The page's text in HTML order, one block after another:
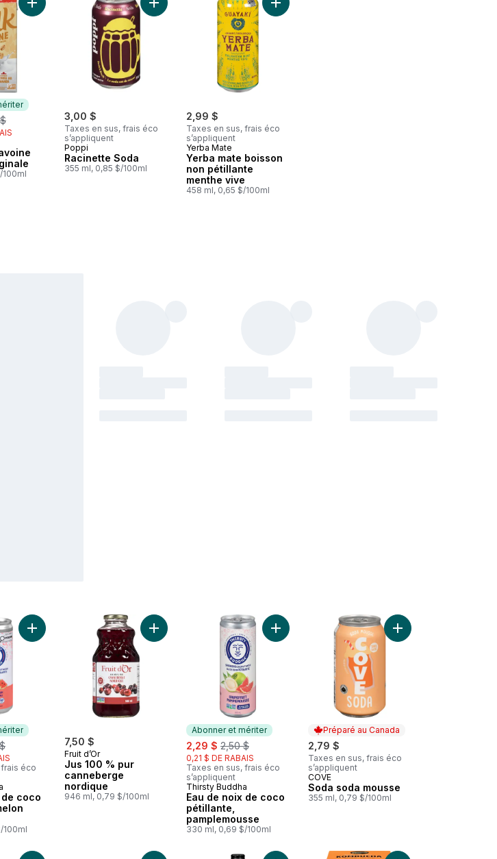
pêche au panier
Ajouter Boisson à l'avoine enrichie originale au panier
3,00 $
Taxes en sus, frais éco
s’appliquent
Poppi
Racinette Soda
355 ml, 0,85 $/100ml
Ajouter Racinette Soda au panier
2,99 $
Taxes en sus, frais éco
s’appliquent
Yerba Mate
Yerba mate boisson
non pétillante
menthe vive
458 ml, 0,65 $/100ml
Ajouter Yerba mate boisson non pétillante
biologique au panier
éco
de coco
100ml
Ajouter Eau de noix de coco pétillante, melon d’eau au panier
7,50 $
Fruit d’Or
Jus 100 % pur
canneberge
nordique
946 ml, 0,79 $/100ml
Ajouter Jus 100 % pur canneberge nordique au panier
Abonner et mériter
sale:
2,29 $ , formerly:
2,50 $
0,21 $ DE RABAIS
Taxes en sus, frais éco
s’appliquent
Abonner et mériter
Thirsty Buddha
Eau de noix de coco
pétillante,
pamplemousse
330 ml, 0,69 $/100ml
Ajouter Eau de noix de coco pétillante,
Préparé au Canada
2,79 $
Taxes en sus, frais éco
s’appliquent
Préparé au Canada
COVE
Soda soda mousse
355 ml, 0,79 $/100ml
Ajouter Soda soda